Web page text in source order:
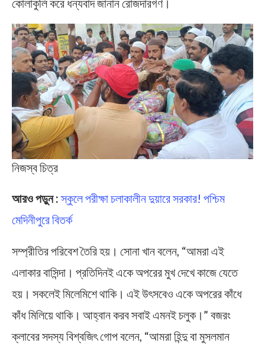
কোলাকুলি করে ধন্যবাদ জানান রোজদারগণ।
নিজস্ব চিত্র
আরও পড়ুন : স্কুলে পরীক্ষা চলাকালীন দুয়ারে সরকার! পশ্চিম
মেদিনীপুরে বিতর্ক
সম্প্রীতির পরিবেশ তৈরি হয়। সোনা খান বলেন, “আমরা এই
এলাকার বাসিন্দা। প্রতিদিনই একে অপরের মুখ দেখে কাজে যেতে
হয়। সকলেই মিলেমিশে থাকি। এই উৎসবেও একে অপরের কাঁধে
কাঁধ মিলিয়ে থাকি। আহ্বান করব সবাই এমনই চলুক।” বজরং
ক্লাবের সদস্য বিশ্বজিৎ গোপ বলেন, “আমরা হিন্দু বা মুসলমান